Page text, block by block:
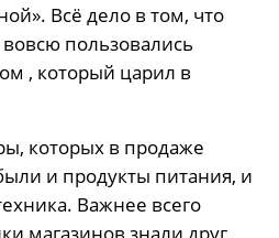
Всё дело в том, что
пользовались
, который царил в
которых в продаже
и продукты питания, и
Важнее всего
магазинов знали друг